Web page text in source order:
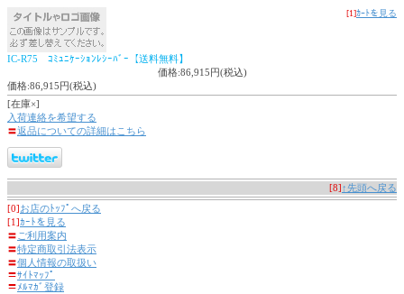
[1]ｶｰﾄを見る
IC-R75 ｺﾐｭﾆｹｰｼｮﾝﾚｼｰﾊﾞｰ【送料無料】
価格:86,915円(税込)
価格:86,915円(税込)
[在庫×]
入荷連絡を希望する
〓返品についての詳細はこちら
[8]↑先頭へ戻る
[0]お店のﾄｯﾌﾟへ戻る
[1]ｶｰﾄを見る
〓 ご利用案内
〓特定商取引法表示
〓個人情報の取扱い
〓ｻｲﾄﾏｯﾌﾟ
〓ﾒﾙﾏｶﾞ登録